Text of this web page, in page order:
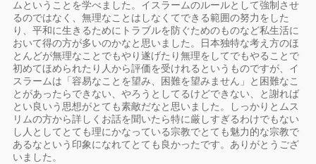
ムということを学べました。イスラームのルールとして強制させ
るのではなく、無理なことはしなくてできる範囲の努力をした
り、平和に生きるためにトラブルを防ぐためのものなど私生活に
おいて得の方が多いのかなと思いました。日本独特な考え方のほ
とんどが無理なことでもやり遂げたり無理をしてでもやることで
初めてほめられたり人から評価を受けれるというものですが、イ
スラームは「容易なことを望み、困難を望みません」と困難なこ
とがあったらできない、やろうとしてるけどできない、と謝れば
とい良いう思想がとても素敵だなと思いました。しっかりとムス
リムの方から詳しくお話を聞いたら特に厳しすぎるわけでもない
し人としてとても理にかなっている宗教でとても魅力的な宗教で
あるなという印象になれてとても良かったです。ありがとうござ
いました。